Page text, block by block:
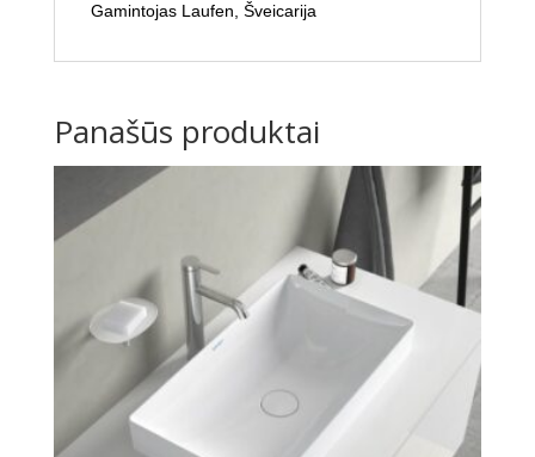
Gamintojas Laufen, Šveicarija
Panašūs produktai